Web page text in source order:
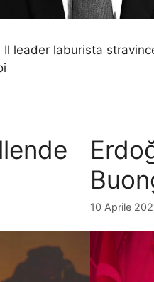
leader laburista
10 Aprile